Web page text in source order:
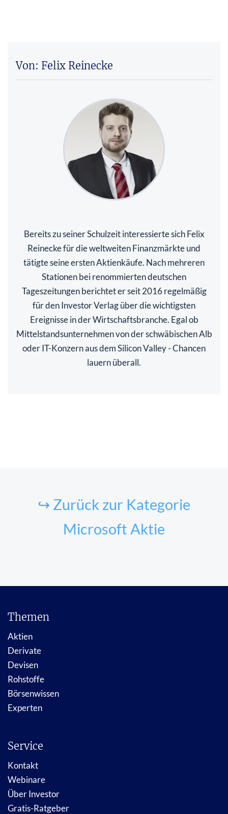
Von: Felix Reinecke
Bereits zu seiner Schulzeit interessierte sich Felix
Reinecke für die weltweiten Finanzmärkte und
tätigte seine ersten Aktienkäufe. Nach mehreren
Stationen bei renommierten deutschen
Tageszeitungen berichtet er seit 2016 regelmäßig
für den Investor Verlag über die wichtigsten
Ereignisse in der Wirtschaftsbranche. Egal ob
Mittelstandsunternehmen von der schwäbischen Alb
oder IT-Konzern aus dem Silicon Valley - Chancen
lauern überall.
↪ Zurück zur Kategorie
Microsoft Aktie
Themen
Aktien
Derivate
Devisen
Rohstoffe
Börsenwissen
Experten
Service
Kontakt
Webinare
Über Investor
Gratis-Ratgeber